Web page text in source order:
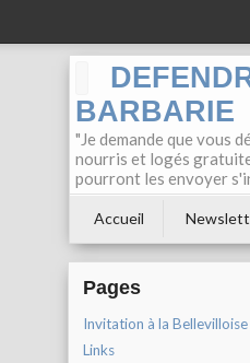
BARBARIE
"Je demande que vous
nourris et logés
pourront les envoyer
Accueil
Pages
Invitation à la Bellevilloise
Links